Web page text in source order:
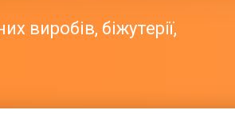
виробів, біжутерії,